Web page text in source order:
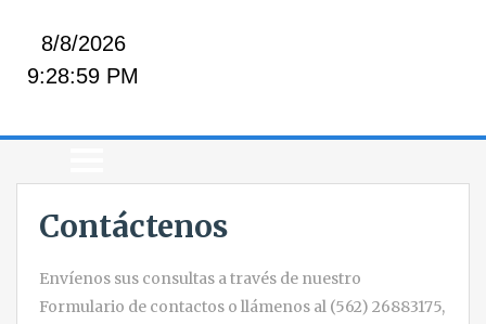
8/8/2026
9:28:59 PM
Contáctenos
Envíenos sus consultas a través de nuestro
Formulario de contactos o llámenos al (562) 26883175,